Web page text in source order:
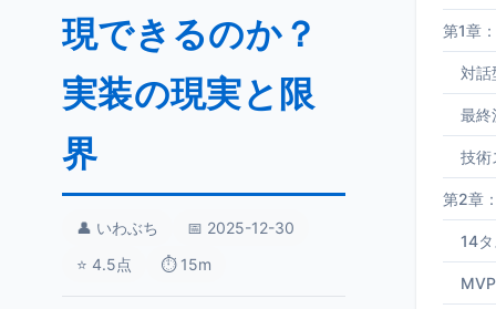
現できるのか？
実装の現実と限
界
👤 いわぶち
📅 2025-12-30
⭐ 4.5点
⏱️ 15m
第1章
対話
最終
技術
第2章
14